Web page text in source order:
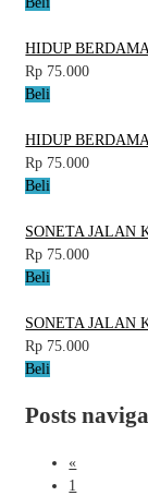
HIDUP
Rp 75.000
Beli
HIDUP
Rp 75.000
Beli
SONETA JALAN
Rp 75.000
Beli
SONETA JALAN
Rp 75.000
Beli
Posts
«
1